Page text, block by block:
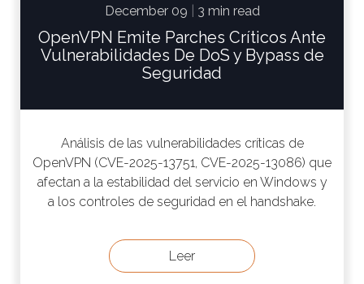
December 09 3 min read
OpenVPN Emite Parches Críticos Ante
Vulnerabilidades De DoS y Bypass de
Seguridad
Análisis de las vulnerabilidades críticas de
OpenVPN (CVE-2025-13751, CVE-2025-13086) que
afectan a la estabilidad del servicio en Windows y
a los controles de seguridad en el handshake.
Leer